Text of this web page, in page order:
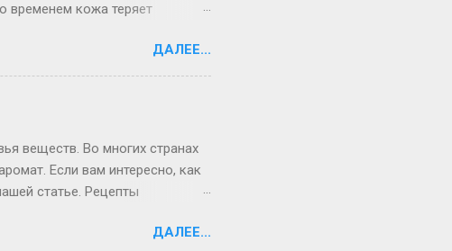
временем кожа теряет
улучшить внешний вид кожи
разные методики
и возможностями.
и добиться отличного
ДАЛЕЕ...
веществ. Во многих странах
Если вам интересно, как
статье. Рецепты
блюдами. [[MORE]]Домашнее
ДАЛЕЕ...